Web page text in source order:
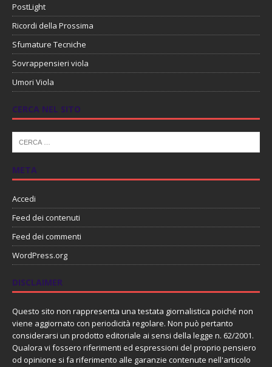
PostLight
Ricordi della Prossima
Sfumature Tecniche
Sovrappensieri viola
Umori Viola
CERCA NEL SITO
META
Accedi
Feed dei contenuti
Feed dei commenti
WordPress.org
DISCLAIMER
Questo sito non rappresenta una testata giornalistica poiché non
viene aggiornato con periodicità regolare. Non può pertanto
considerarsi un prodotto editoriale ai sensi della legge n. 62/2001.
Qualora vi fossero riferimenti ed espressioni del proprio pensiero
od opinione si fa riferimento alle garanzie contenute nell'articolo